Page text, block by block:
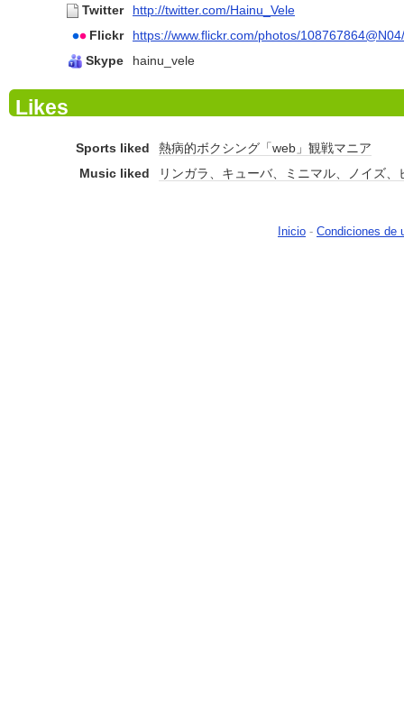
Twitter
http://twitter.com/Hainu_Vele
Flickr
https://www.flickr.com/photos/108767864@N04/
Skype
hainu_vele
Likes
Sports liked
熱病的ボクシング「web」観戦マニア
Music liked
リンガラ、キューバ、ミニマル、ノイズ、
Inicio - Condiciones de